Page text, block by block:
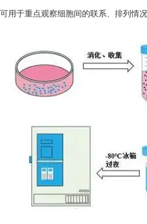
可用于重点观察细胞间的联系、排列情